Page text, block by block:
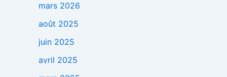
mars 2026
août 2025
juin 2025
avril 2025